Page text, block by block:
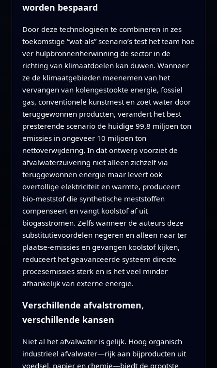
worden bespaard
Door deze technologieën te combineren in zes
toekomstige “wat‑als” scenario’s test het team hoe
ver hulpbronnenherwinning de sector in de
richting van klimaatdoelen kan duwen. Wanneer
ze de klimaatgebieden meenemen van het
vervangen van kolengestookte energie, fossiel
gas, conventionele kunstmest en zoet water door
teruggewonnen producten, verandert het best
presterende scenario de huidige 99,8 miljoen ton
emissies in ongeveer 10 miljoen ton
nettoverwijdering. In dat ontwerp voorziet de
afvalwaterzuivering niet alleen zichzelf via
teruggewonnen energie maar levert ook
overtollige elektriciteit en warmte, produceert
bio‑meststof die synthetische meststoffen
compenseert en vangt koolstof af uit
biogasstromen. Zelfs wanneer de auteurs deze
substitutievoordelen negeren en alleen naar ter
plaatse‑emissies en gevangen koolstof kijken,
reduceert het geavanceerde systeem directe
procesemissies sterk en is het veel minder
afhankelijk van externe energie.
Verschillende afvalstromen,
verschillende kansen
Niet al het afvalwater is gelijk. Hoog organisch
industrieel afvalwater—rijk aan bijproducten uit
voedsel, papier en chemie—biedt de grootste